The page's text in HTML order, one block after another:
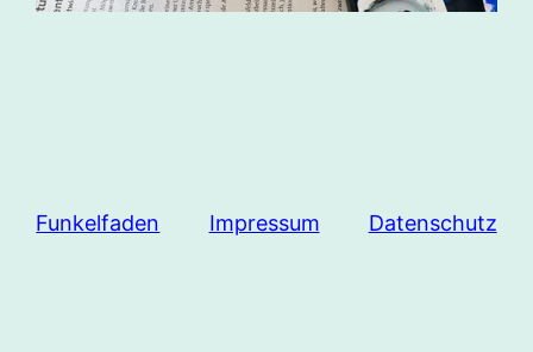
Funkelfaden Impressum Datenschutz